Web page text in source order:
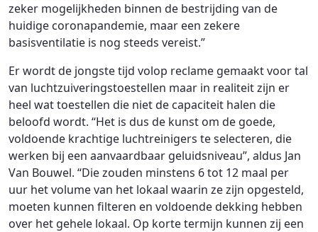
zeker mogelijkheden binnen de bestrijding van de
huidige coronapandemie, maar een zekere
basisventilatie is nog steeds vereist.”
Er wordt de jongste tijd volop reclame gemaakt voor tal
van luchtzuiveringstoestellen maar in realiteit zijn er
heel wat toestellen die niet de capaciteit halen die
beloofd wordt. “Het is dus de kunst om de goede,
voldoende krachtige luchtreinigers te selecteren, die
werken bij een aanvaardbaar geluidsniveau”, aldus Jan
Van Bouwel. “Die zouden minstens 6 tot 12 maal per
uur het volume van het lokaal waarin ze zijn opgesteld,
moeten kunnen filteren en voldoende dekking hebben
over het gehele lokaal. Op korte termijn kunnen zij een